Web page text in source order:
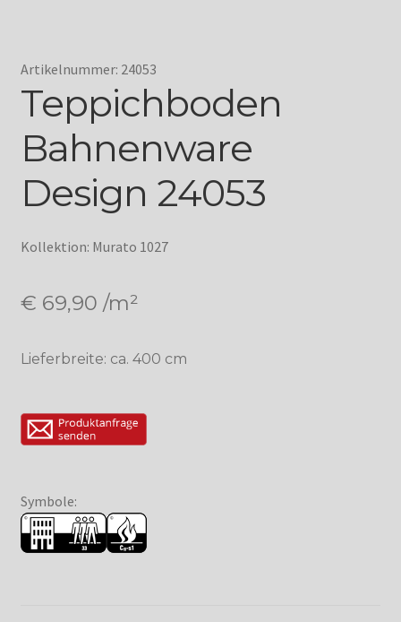
Artikelnummer: 24053
Teppichboden
Bahnenware
Design 24053
Kollektion: Murato 1027
€ 69,90 /m²
Lieferbreite: ca. 400 cm
Symbole: